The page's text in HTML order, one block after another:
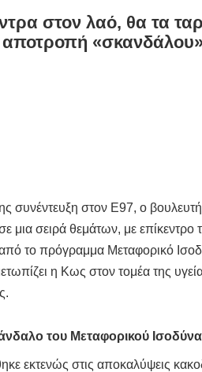
στον λαό, θα τα
συνέντευξη στον Ε97, ο
μια σειρά θεμάτων, με επίκεντρο
το πρόγραμμα Μεταφορικό
η Κως στον τομέα της
του Μεταφορικού
εκτενώς στις αποκαλύψεις